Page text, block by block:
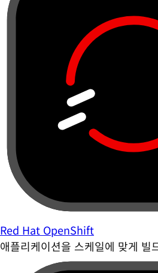
Red Hat OpenShift
애플리케이션을 스케일에 맞게 빌